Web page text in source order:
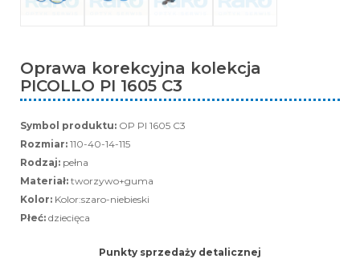
Oprawa korekcyjna kolekcja
PICOLLO PI 1605 C3
Symbol produktu: OP PI 1605 C3
Rozmiar: 110-40-14-115
Rodzaj: pełna
Materiał: tworzywo+guma
Kolor: Kolor:szaro-niebieski
Płeć: dziecięca
Punkty sprzedaży detalicznej